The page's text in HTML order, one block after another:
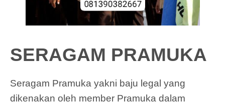
SERAGAM PRAMUKA
Seragam Pramuka yakni baju legal yang
dikenakan oleh member Pramuka dalam